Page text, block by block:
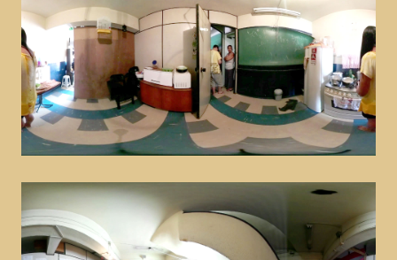
Uma Leitura dos Búzios
musical, teatro